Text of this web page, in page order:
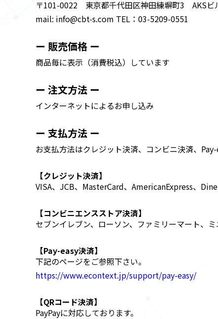
〒101-0022 東京都千代田区神田練塀町3 AKSビ
mail: info@cbt-s.com TEL：03-5209-0551
ー 販売価格 ー
商品毎に表示（消費税込）しています
ー 注文方法 ー
インターネットによるお申し込み
ー 支払方法 ー
お支払方法はクレジット決済、コンビニ決済、
【クレジット決済】
VISA、JCB、MasterCard、AmericanExpress、
【コンビニエンスストア決済】
セブンイレブン、ローソン、ファミリーマート、
【Pay-easy決済】
下記のページをご参照下さい。
https://www.econtext.jp/support/pay-easy/
【QRコード決済】
PayPayに対応しております。